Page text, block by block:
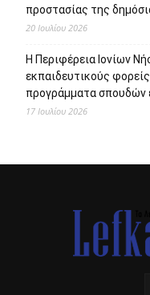
προστασίας της
20 Ιουλίου 2026
Η Περιφέρεια Ιονίων
εκπαιδευτικούς
προγράμματα σπουδών
17 Ιουλίου 2026